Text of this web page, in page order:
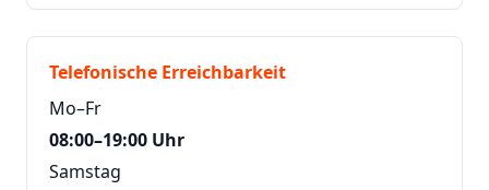
Telefonische Erreichbarkeit
Mo–Fr
08:00–19:00 Uhr
Samstag